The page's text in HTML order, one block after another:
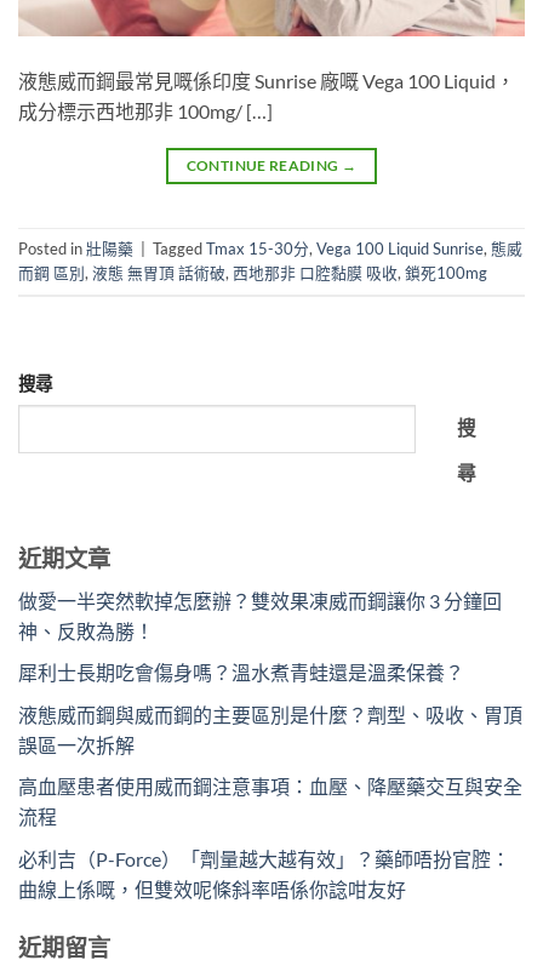
液態威而鋼最常見嘅係印度 Sunrise 廠嘅 Vega 100 Liquid，
成分標示西地那非 100mg/ […]
CONTINUE READING →
Posted in壯陽藥 TaggedTmax 15-30分, Vega 100 Liquid Sunrise, 態威
而鋼 區別, 液態 無胃頂 話術破, 西地那非 口腔黏膜 吸收, 鎖死100mg
搜尋
搜
尋
近期文章
做愛一半突然軟掉怎麼辦？雙效果凍威而鋼讓你 3 分鐘回
神、反敗為勝！
犀利士長期吃會傷身嗎？溫水煮青蛙還是溫柔保養？
液態威而鋼與威而鋼的主要區別是什麼？劑型、吸收、胃頂
誤區一次拆解
高血壓患者使用威而鋼注意事項：血壓、降壓藥交互與安全
流程
必利吉（P-Force）「劑量越大越有效」？藥師唔扮官腔：
曲線上係嘅，但雙效呢條斜率唔係你諗咁友好
近期留言